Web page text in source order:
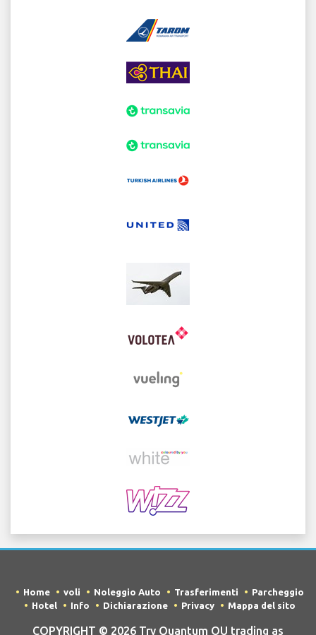
Home voli Noleggio Auto Trasferimenti
Parcheggio
Hotel
Info Dichiarazione Privacy Mappa del sito
COPYRIGHT © 2026 Try Quantum OU trading as